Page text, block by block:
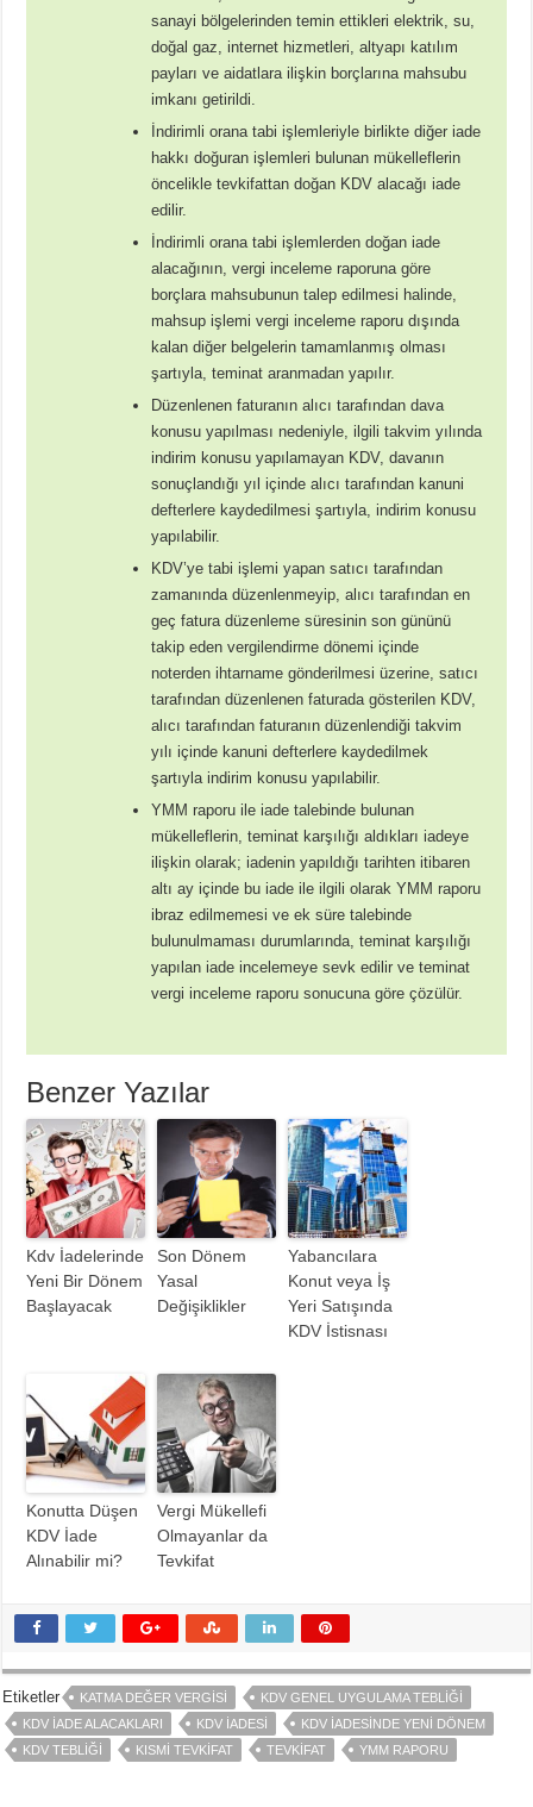
sanayi bölgelerinden temin ettikleri elektrik, su,
doğal gaz, internet hizmetleri, altyapı katılım
payları ve aidatlara ilişkin borçlarına mahsubu
imkanı getirildi.
İndirimli orana tabi işlemleriyle birlikte diğer iade
hakkı doğuran işlemleri bulunan mükelleflerin
öncelikle tevkifattan doğan KDV alacağı iade
edilir.
İndirimli orana tabi işlemlerden doğan iade
alacağının, vergi inceleme raporuna göre
borçlara mahsubunun talep edilmesi halinde,
mahsup işlemi vergi inceleme raporu dışında
kalan diğer belgelerin tamamlanmış olması
şartıyla, teminat aranmadan yapılır.
Düzenlenen faturanın alıcı tarafından dava
konusu yapılması nedeniyle, ilgili takvim yılında
indirim konusu yapılamayan KDV, davanın
sonuçlandığı yıl içinde alıcı tarafından kanuni
defterlere kaydedilmesi şartıyla, indirim konusu
yapılabilir.
KDV’ye tabi işlemi yapan satıcı tarafından
zamanında düzenlenmeyip, alıcı tarafından en
geç fatura düzenleme süresinin son gününü
takip eden vergilendirme dönemi içinde
noterden ihtarname gönderilmesi üzerine, satıcı
tarafından düzenlenen faturada gösterilen KDV,
alıcı tarafından faturanın düzenlendiği takvim
yılı içinde kanuni defterlere kaydedilmek
şartıyla indirim konusu yapılabilir.
YMM raporu ile iade talebinde bulunan
mükelleflerin, teminat karşılığı aldıkları iadeye
ilişkin olarak; iadenin yapıldığı tarihten itibaren
altı ay içinde bu iade ile ilgili olarak YMM raporu
ibraz edilmemesi ve ek süre talebinde
bulunulmaması durumlarında, teminat karşılığı
yapılan iade incelemeye sevk edilir ve teminat
vergi inceleme raporu sonucuna göre çözülür.
Benzer Yazılar
Kdv İadelerinde
Yeni Bir Dönem
Başlayacak
Son Dönem
Yasal
Değişiklikler
Yabancılara
Konut veya İş
Yeri Satışında
KDV İstisnası
Konutta Düşen
KDV İade
Alınabilir mi?
Vergi Mükellefi
Olmayanlar da
Tevkifat
Etiketler KATMA DEĞER VERGISI
KDV GENEL UYGULAMA TEBLIĞI
KDV İADE ALACAKLARI
KDV İADESI
KDV İADESINDE YENI DÖNEM
KDV TEBLIĞI
KISMI TEVKIFAT TEVKIFAT YMM RAPORU